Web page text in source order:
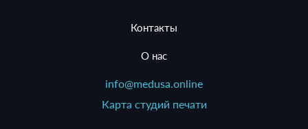
Контакты
О нас
info@medusa.online
Карта студий печати